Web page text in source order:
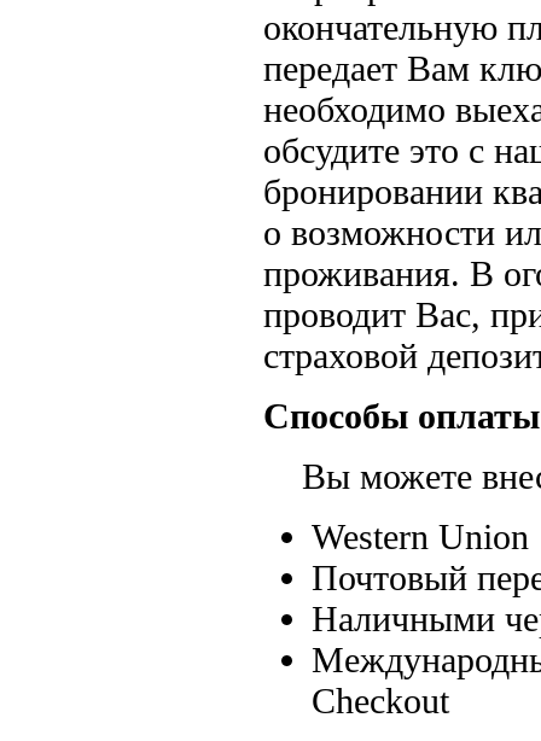
окончательную
передает Вам
необходимо
обсудите это с
бронировании
о возможности
проживания. В
проводит Вас,
страховой
Способы оплаты
Вы можете
Western Union
Почтовый
Наличными
Checkout